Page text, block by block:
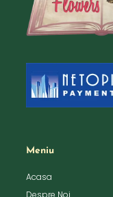
Meniu
Acasa